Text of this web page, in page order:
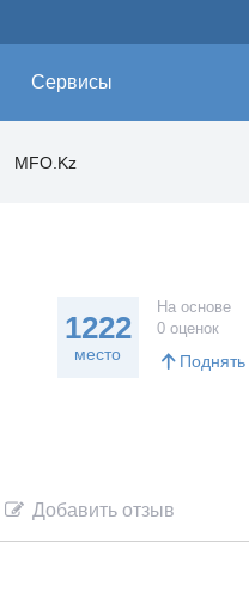
Сервисы
MFO.Kz
1222
место
На основе
0 оценок
Добавить отзыв